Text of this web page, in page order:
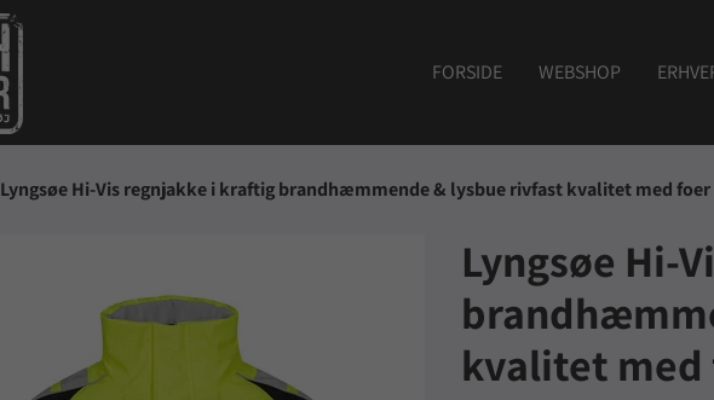
FORSIDE WEBSHOP
Lyngsøe Hi-Vis regnjakke i kraftig brandhæmmende & lysbue rivfast kvalitet med foer
Lyngsøe Hi-
kvalitet med